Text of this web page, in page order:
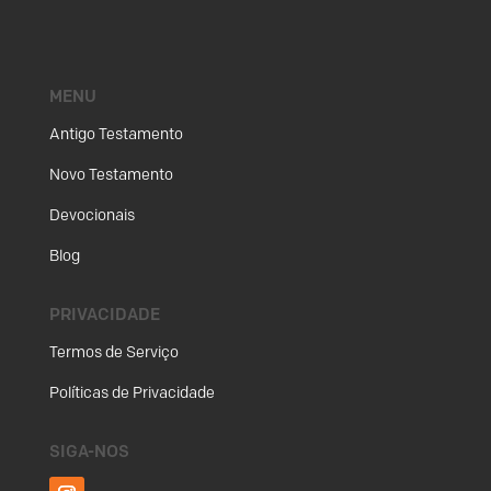
MENU
Antigo Testamento
Novo Testamento
Devocionais
Blog
PRIVACIDADE
Termos de Serviço
Políticas de Privacidade
SIGA-NOS